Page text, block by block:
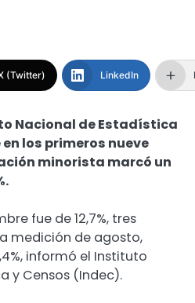
(Twitter) LinkedIn
Nacional de Estadística
los primeros nueve
minorista marcó un
fue de 12,7%, tres
medición de agosto,
informó el Instituto
y Censos (Indec).